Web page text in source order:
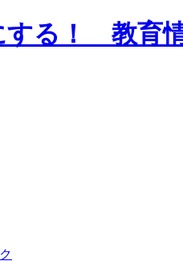
する！ 教育